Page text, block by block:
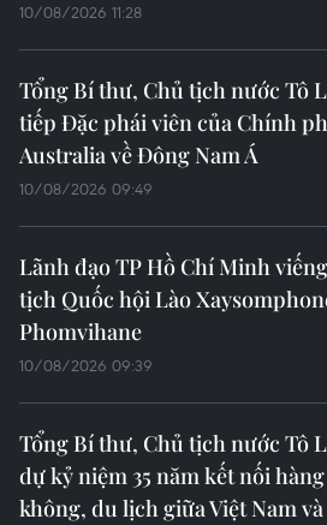
10/08/2026 11:28
Tổng Bí thư, Chủ tịch nước Tô
tiếp Đặc phái viên của Chính
Australia về Đông Nam Á
10/08/2026 09:49
Lãnh đạo TP Hồ Chí Minh
tịch Quốc hội Lào
Phomvihane
10/08/2026 09:39
Tổng Bí thư, Chủ tịch nước Tô
dự kỷ niệm 35 năm kết nối hàng
không, du lịch giữa Việt Nam và